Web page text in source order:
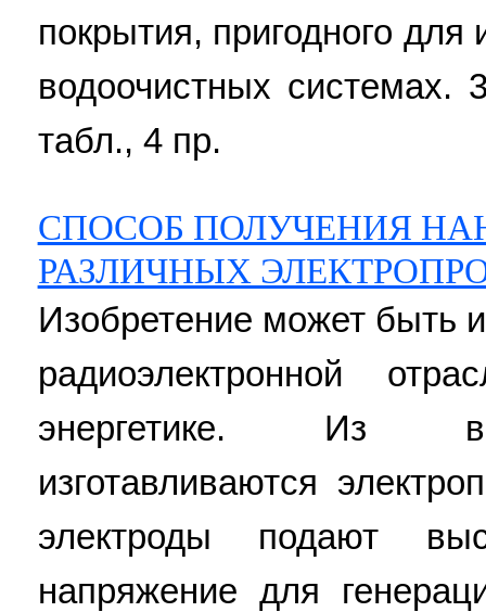
покрытия, пригодного
водоочистных
табл., 4 пр.
СПОСОБ ПОЛУЧЕНИЯ
РАЗЛИЧНЫХ
Изобретение может быть
радиоэлектронной
энергетике. Из
изготавливаются
электроды подают
напряжение для